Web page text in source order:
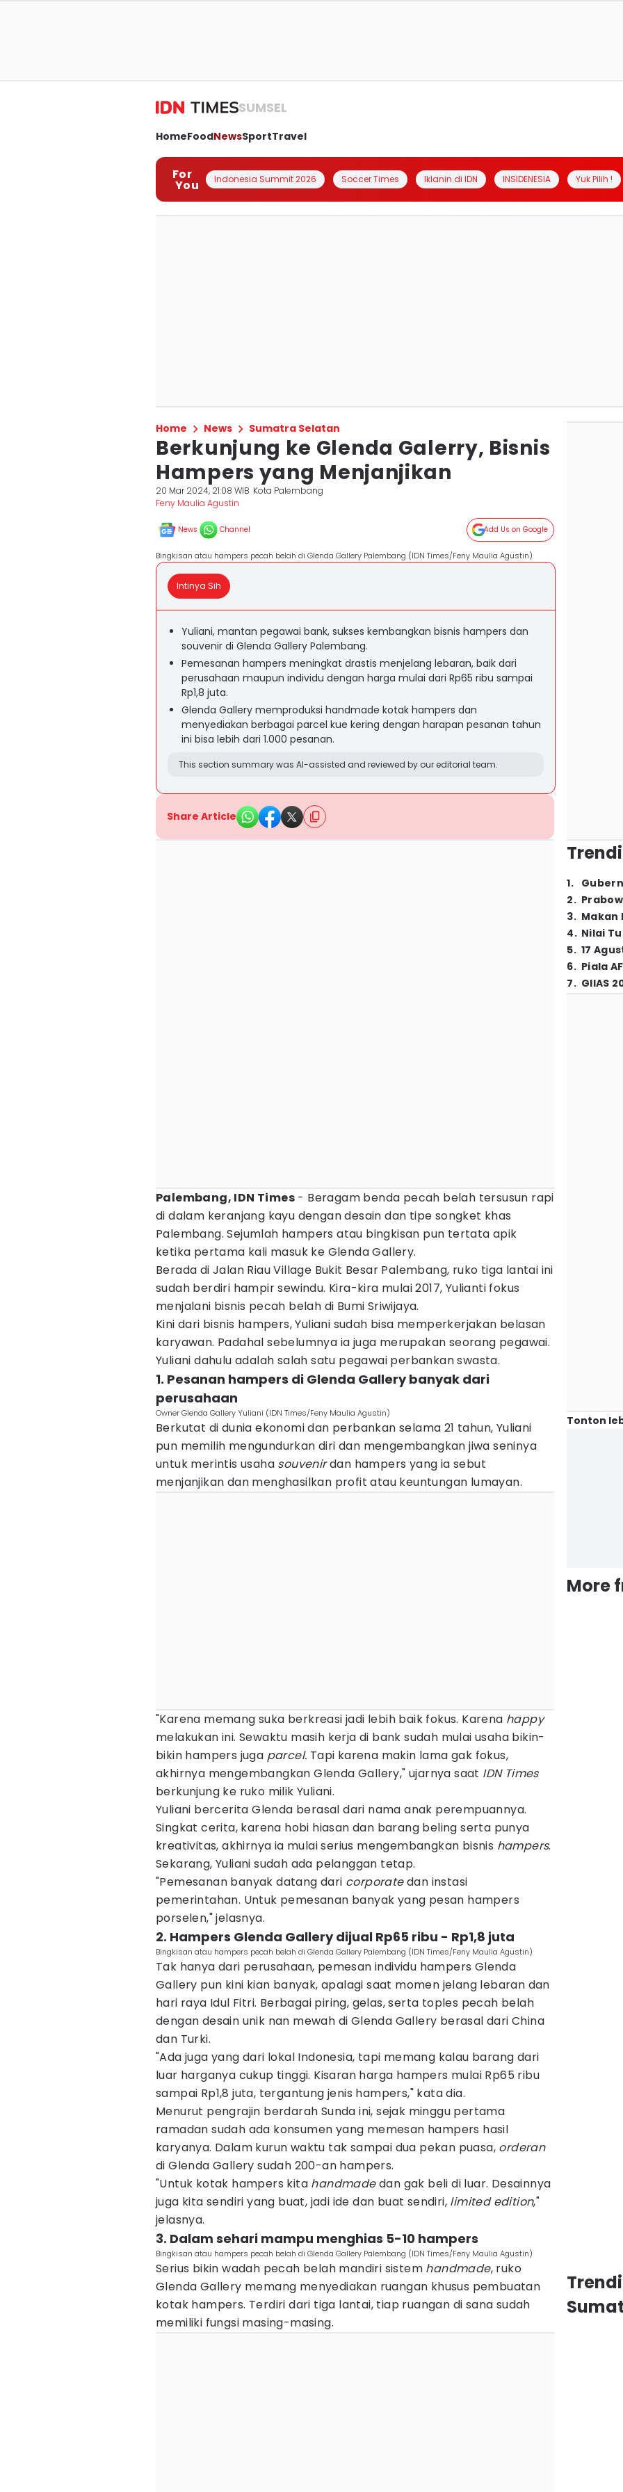
SUMSEL
HomeFoodNewsSportTravel
For
You Indonesia Summit 2026 Soccer Times Iklanin di IDN INSIDENESIA Yuk Pilih !
Home News Sumatra Selatan
Berkunjung ke Glenda Galerry, Bisnis
Hampers yang Menjanjikan
20 Mar 2024, 21:08 WIB Kota Palembang
Feny Maulia Agustin
News Channel Add Us on Google
Bingkisan atau hampers pecah belah di Glenda Gallery Palembang (IDN Times/Feny Maulia Agustin)
Intinya Sih
Yuliani, mantan pegawai bank, sukses kembangkan bisnis hampers dan
souvenir di Glenda Gallery Palembang.
Pemesanan hampers meningkat drastis menjelang lebaran, baik dari
perusahaan maupun individu dengan harga mulai dari Rp65 ribu sampai
Rp1,8 juta.
Glenda Gallery memproduksi handmade kotak hampers dan
menyediakan berbagai parcel kue kering dengan harapan pesanan tahun
ini bisa lebih dari 1.000 pesanan.
This section summary was AI-assisted and reviewed by our editorial team.
Share Article
Palembang, IDN Times - Beragam benda pecah belah tersusun rapi
di dalam keranjang kayu dengan desain dan tipe songket khas
Palembang. Sejumlah hampers atau bingkisan pun tertata apik
ketika pertama kali masuk ke Glenda Gallery.
Berada di Jalan Riau Village Bukit Besar Palembang, ruko tiga lantai ini
sudah berdiri hampir sewindu. Kira-kira mulai 2017, Yulianti fokus
menjalani bisnis pecah belah di Bumi Sriwijaya.
Kini dari bisnis hampers, Yuliani sudah bisa memperkerjakan belasan
karyawan. Padahal sebelumnya ia juga merupakan seorang pegawai.
Yuliani dahulu adalah salah satu pegawai perbankan swasta.
1. Pesanan hampers di Glenda Gallery banyak dari
perusahaan
Owner Glenda Gallery Yuliani (IDN Times/Feny Maulia Agustin)
Berkutat di dunia ekonomi dan perbankan selama 21 tahun, Yuliani
pun memilih mengundurkan diri dan mengembangkan jiwa seninya
untuk merintis usaha souvenirdan hampers yang ia sebut
menjanjikan dan menghasilkan profit atau keuntungan lumayan.
"Karena memang suka berkreasi jadi lebih baik fokus. Karena happy
melakukan ini. Sewaktu masih kerja di bank sudah mulai usaha bikin-
bikin hampers juga parcel. Tapi karena makin lama gak fokus,
akhirnya mengembangkan Glenda Gallery," ujarnya saat IDN Times
berkunjung ke ruko milik Yuliani.
Yuliani bercerita Glenda berasal dari nama anak perempuannya.
Singkat cerita, karena hobi hiasan dan barang beling serta punya
kreativitas, akhirnya ia mulai serius mengembangkan bisnis hampers.
Sekarang, Yuliani sudah ada pelanggan tetap.
"Pemesanan banyak datang dari corporatedan instasi
pemerintahan. Untuk pemesanan banyak yang pesan hampers
porselen," jelasnya.
2. Hampers Glenda Gallery dijual Rp65 ribu - Rp1,8 juta
Bingkisan atau hampers pecah belah di Glenda Gallery Palembang (IDN Times/Feny Maulia Agustin)
Tak hanya dari perusahaan, pemesan individu hampers Glenda
Gallery pun kini kian banyak, apalagi saat momen jelang lebaran dan
hari raya Idul Fitri. Berbagai piring, gelas, serta toples pecah belah
dengan desain unik nan mewah di Glenda Gallery berasal dari China
dan Turki.
"Ada juga yang dari lokal Indonesia, tapi memang kalau barang dari
luar harganya cukup tinggi. Kisaran harga hampers mulai Rp65 ribu
sampai Rp1,8 juta, tergantung jenis hampers," kata dia.
Menurut pengrajin berdarah Sunda ini, sejak minggu pertama
ramadan sudah ada konsumen yang memesan hampers hasil
karyanya. Dalam kurun waktu tak sampai dua pekan puasa, orderan
di Glenda Gallery sudah 200-an hampers.
"Untuk kotak hampers kita handmadedan gak beli di luar. Desainnya
juga kita sendiri yang buat, jadi ide dan buat sendiri, limited edition,"
jelasnya.
3. Dalam sehari mampu menghias 5-10 hampers
Bingkisan atau hampers pecah belah di Glenda Gallery Palembang (IDN Times/Feny Maulia Agustin)
Serius bikin wadah pecah belah mandiri sistem handmade, ruko
Glenda Gallery memang menyediakan ruangan khusus pembuatan
kotak hampers. Terdiri dari tiga lantai, tiap ruangan di sana sudah
memiliki fungsi masing-masing.
1.
2.
3. Makan
4. Nilai
5. 17
6. Piala
7. GIIAS
Tonton
More